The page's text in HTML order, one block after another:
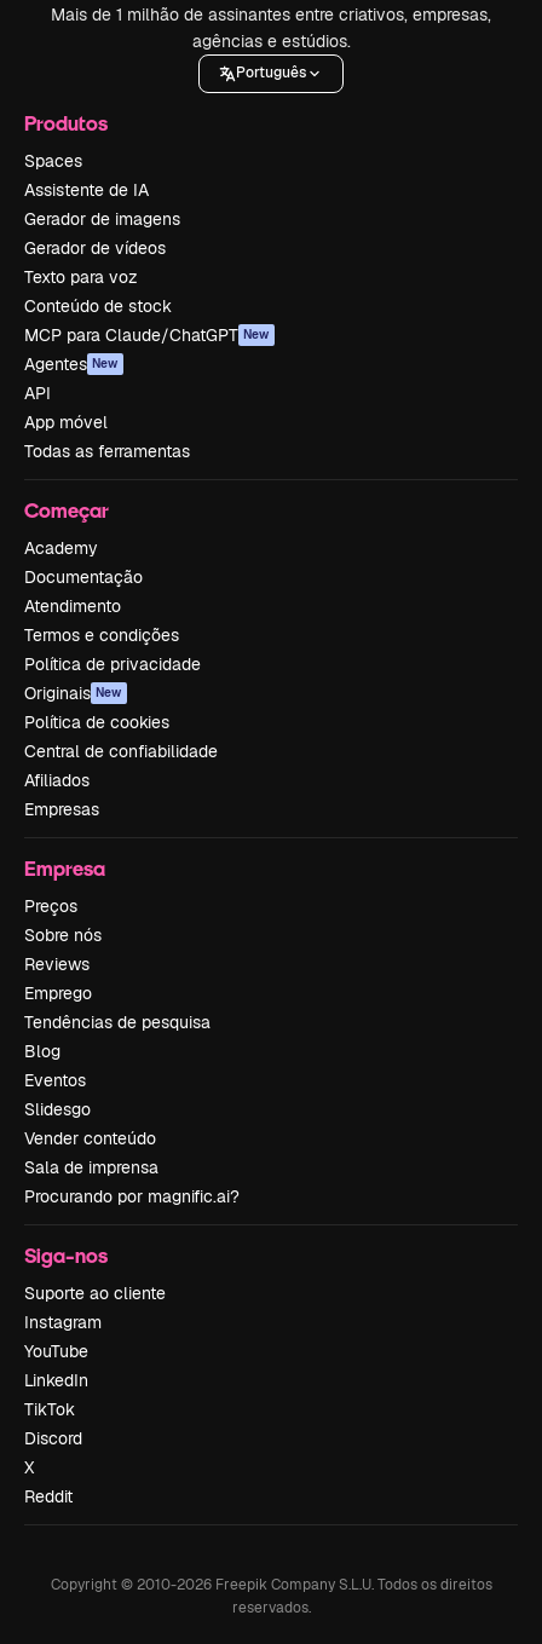
Mais de 1 milhão de assinantes entre criativos, empresas,
agências e estúdios.
Português
Produtos
Spaces
Assistente de IA
Gerador de imagens
Gerador de vídeos
Texto para voz
Conteúdo de stock
MCP para Claude/ChatGPT New
Agentes New
API
App móvel
Todas as ferramentas
Começar
Academy
Documentação
Atendimento
Termos e condições
Política de privacidade
Originais New
Política de cookies
Central de confiabilidade
Afiliados
Empresas
Empresa
Preços
Sobre nós
Reviews
Emprego
Tendências de pesquisa
Blog
Eventos
Slidesgo
Vender conteúdo
Sala de imprensa
Procurando por magnific.ai?
Siga-nos
Suporte ao cliente
Instagram
YouTube
LinkedIn
TikTok
Discord
X
Reddit
Copyright © 2010-2026Freepik Company S.L.U. Todos os direitos
reservados.